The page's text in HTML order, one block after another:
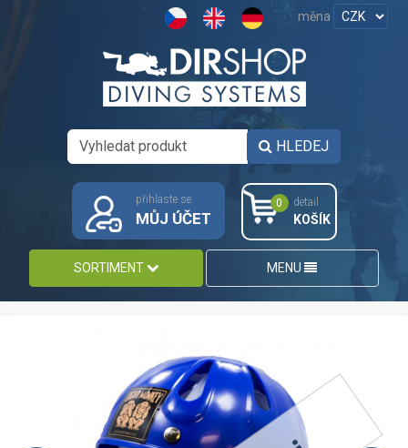
měna
HLEDEJ
přihlaste se
MŮJ ÚČET
0 detail
KOŠÍK
SORTIMENT MENU